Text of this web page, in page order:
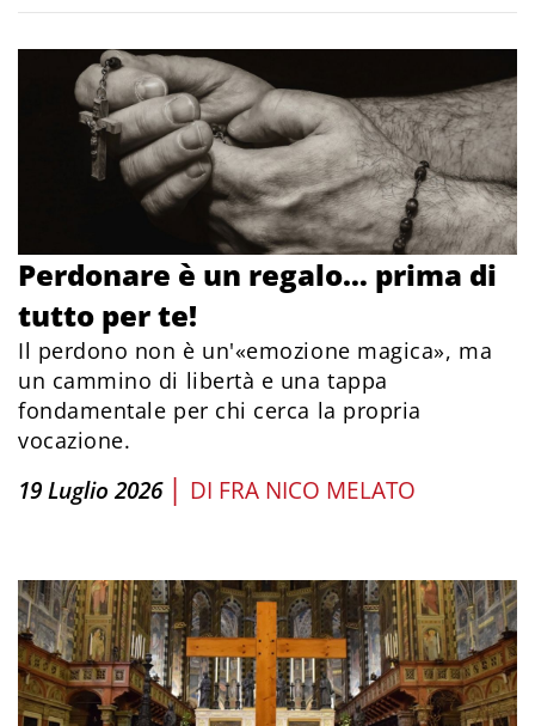
Perdonare è un regalo… prima di
tutto per te!
Il perdono non è un'«emozione magica», ma
un cammino di libertà e una tappa
fondamentale per chi cerca la propria
vocazione.
19 Luglio 2026 | DI FRA NICO MELATO